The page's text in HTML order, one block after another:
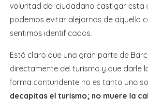
voluntad del ciudadano castigar esta
podemos evitar alejarnos de aquello
sentimos identificados.
Está claro que una gran parte de
directamente del turismo y que darle
forma contundente no es tanto una
decapitas el turismo; no muere la